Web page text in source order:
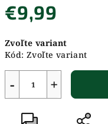
€9,99
cena:
Zvoľte variant
Kód: Zvoľte variant
+
−